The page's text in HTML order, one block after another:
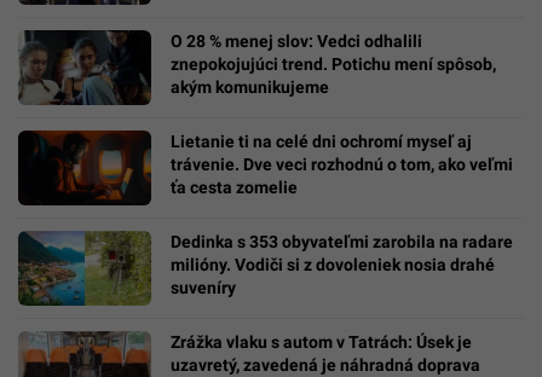
O 28 % menej slov: Vedci odhalili
znepokojujúci trend. Potichu mení spôsob,
akým komunikujeme
Lietanie ti na celé dni ochromí myseľ aj
trávenie. Dve veci rozhodnú o tom, ako veľmi
ťa cesta zomelie
Dedinka s 353 obyvateľmi zarobila na radare
milióny. Vodiči si z dovoleniek nosia drahé
suveníry
Zrážka vlaku s autom v Tatrách: Úsek je
uzavretý, zavedená je náhradná doprava